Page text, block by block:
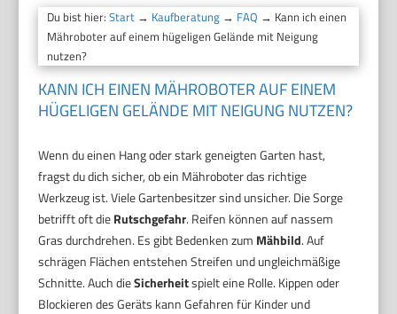
Du bist hier:Start → Kaufberatung → FAQ → Kann ich einen
Mähroboter auf einem hügeligen Gelände mit Neigung
nutzen?
KANN ICH EINEN MÄHROBOTER AUF EINEM
HÜGELIGEN GELÄNDE MIT NEIGUNG NUTZEN?
Wenn du einen Hang oder stark geneigten Garten hast,
fragst du dich sicher, ob ein Mähroboter das richtige
Werkzeug ist. Viele Gartenbesitzer sind unsicher. Die Sorge
betrifft oft dieRutschgefahr. Reifen können auf nassem
Gras durchdrehen. Es gibt Bedenken zum Mähbild. Auf
schrägen Flächen entstehen Streifen und ungleichmäßige
Schnitte. Auch dieSicherheitspielt eine Rolle. Kippen oder
Blockieren des Geräts kann Gefahren für Kinder und